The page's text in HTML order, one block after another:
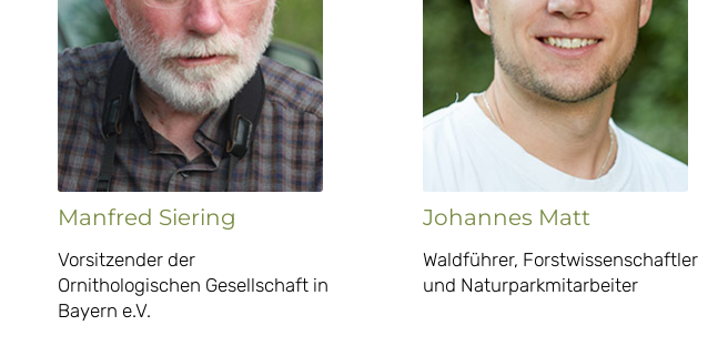
Manfred Siering
Vorsitzender der
Ornithologischen Gesellschaft in
Bayern e.V.
Johannes Matt
Waldführer, Forstwissenschaftler
und Naturparkmitarbeiter